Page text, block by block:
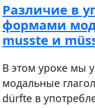
Различие в
формами
musste и
В этом уроке мы
модальные
dürfte в